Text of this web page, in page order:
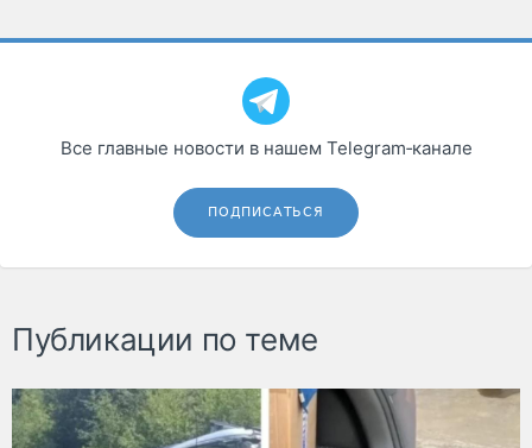
Все главные новости в нашем Telegram‑канале
ПОДПИСАТЬСЯ
Публикации по теме